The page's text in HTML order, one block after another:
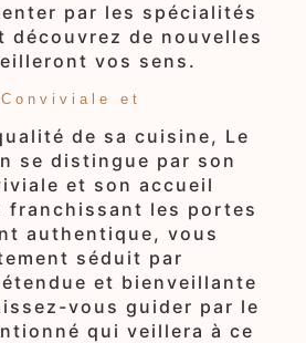
par les spécialités
découvrez de nouvelles
vos sens.
et
de sa cuisine, Le
se distingue par son
et son accueil
franchissant les portes
authentique, vous
séduit par
et bienveillante
vous guider par le
qui veillera à ce